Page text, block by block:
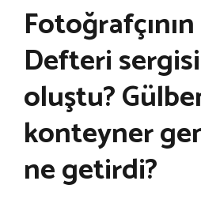
Defteri
oluştu?
konteyner
ne getirdi?